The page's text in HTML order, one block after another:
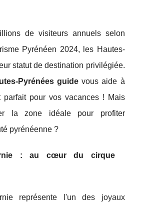
de visiteurs annuels selon
Pyrénéen 2024, les Hautes-
statut de destination privilégiée.
Pyrénées guidevous aide à
parfait pour vos vacances ! Mais
la zone idéale pour profiter
pyrénéenne ?
: au cœur du cirque
représente l'un des joyaux